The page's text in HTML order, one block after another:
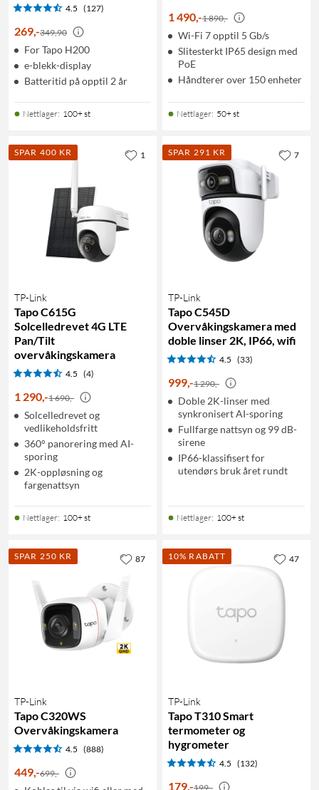
4.5 (127)
269,-349,90
For Tapo H200
e-blekk-display
Batteritid på opptil 2 år
Nettlager: 100+ st
1 490,-1 890,-
Wi-Fi 7 opptil 5 Gb/s
Slitesterkt IP65 design med
PoE
Håndterer over 150 enheter
Nettlager: 50+ st
SPAR 400 KR
TP-Link
Tapo C615G
Solcelledrevet 4G LTE
Pan/Tilt
overvåkingskamera
4.5 (4)
1 290,-1 690,-
Solcelledrevet og
vedlikeholdsfritt
360° panorering med AI-
sporing
2K-oppløsning og
fargenattsyn
Nettlager: 100+ st
1 SPAR 291 KR
TP-Link
Tapo C545D
Overvåkingskamera med
doble linser 2K, IP66, wifi
4.5 (33)
999,-1 290,-
Doble 2K-linser med
synkronisert AI-sporing
Fullfarge nattsyn og 99 dB-
sirene
IP66-klassifisert for
utendørs bruk året rundt
Nettlager: 100+ st
7
SPAR 250 KR
TP-Link
Tapo C320WS
Overvåkingskamera
4.5 (888)
449,-699,-
87 10% RABATT
TP-Link
Tapo T310 Smart
termometer og
hygrometer
4.5 (132)
179,-199,-
47